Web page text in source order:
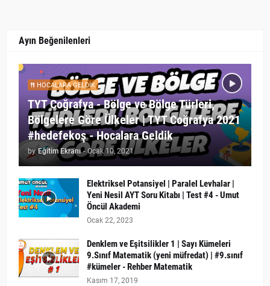
Ayın Beğenilenleri
HOCALARA GELDIK
TYT Coğrafya - Bölge ve Bölge Türleri,
Bölgelere Göre Ülkeler | TYT Coğrafya 2021
#hedefekoş - Hocalara Geldik
by Eğitim Ekranı - Ocak 10, 2021
Elektriksel Potansiyel | Paralel Levhalar |
Yeni Nesil AYT Soru Kitabı | Test #4 - Umut
Öncül Akademi
Ocak 22, 2023
Denklem ve Eşitsilikler 1 | Sayı Kümeleri
9.Sınıf Matematik (yeni müfredat) | #9.sınıf
#kümeler - Rehber Matematik
Kasım 17, 2019